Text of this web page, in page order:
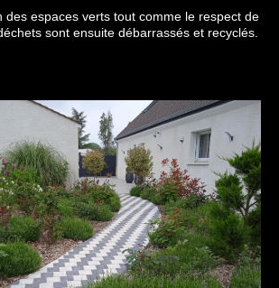
des espaces verts tout comme le respect de
sont ensuite débarrassés et recyclés.